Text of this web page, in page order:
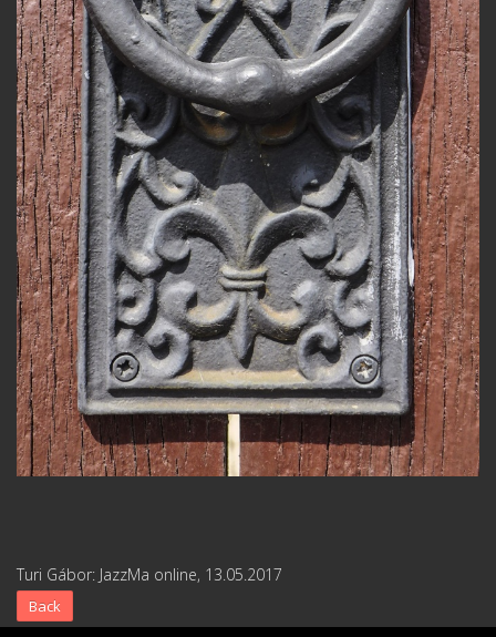
Turi Gábor: JazzMa online, 13.05.2017
Back